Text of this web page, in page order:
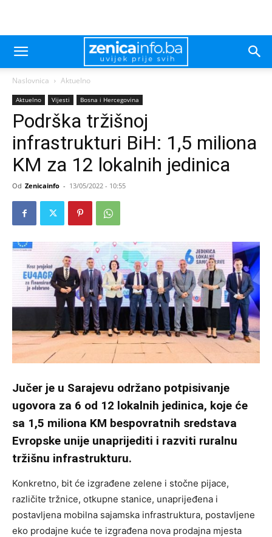
Naslovnica Aktuelno
Aktuelno Vijesti Bosna i Hercegovina
Podrška tržišnoj
infrastrukturi BiH: 1,5 miliona
KM za 12 lokalnih jedinica
Od Zenicainfo - 13/05/2022 - 10:55
Jučer je u Sarajevu održano potpisivanje
ugovora za 6 od 12 lokalnih jedinica, koje će
sa 1,5 miliona KM bespovratnih sredstava
Evropske unije unaprijediti i razviti ruralnu
tržišnu infrastrukturu.
Konkretno, bit će izgrađene zelene i stočne pijace,
različite tržnice, otkupne stanice, unaprijeđena i
postavljena mobilna sajamska infrastruktura, postavljene
eko prodajne kuće te izgrađena nova prodajna mjesta